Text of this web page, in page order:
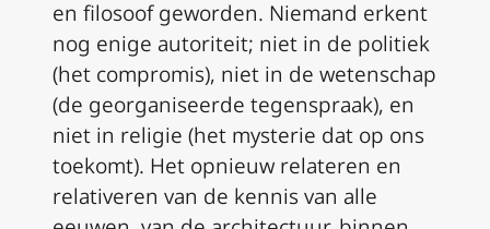
en filosoof geworden. Niemand erkent
nog enige autoriteit; niet in de politiek
(het compromis), niet in de wetenschap
(de georganiseerde tegenspraak), en
niet in religie (het mysterie dat op ons
toekomt). Het opnieuw relateren en
relativeren van de kennis van alle